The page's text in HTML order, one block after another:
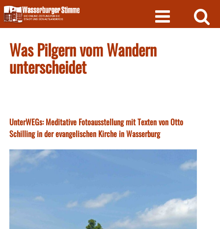
Skip
to
content
Was Pilgern vom Wandern
unterscheidet
UnterWEGs: Meditative Fotoausstellung mit Texten von Otto
Schilling in der evangelischen Kirche in Wasserburg